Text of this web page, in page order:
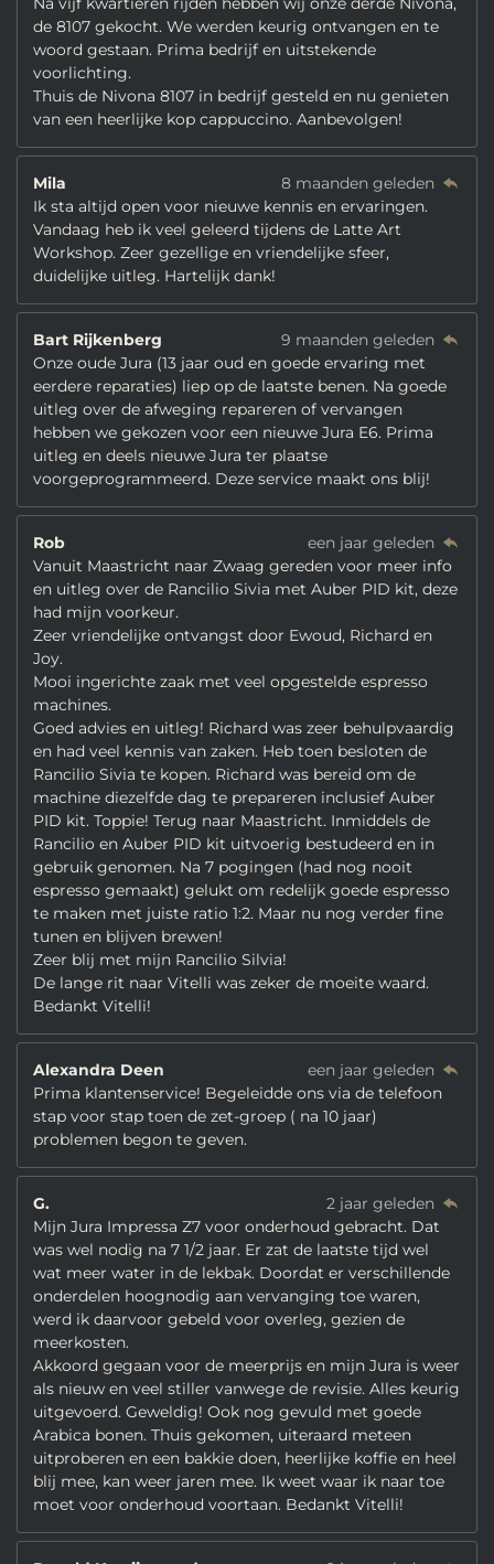
de 8107 gekocht. We werden keurig ontvangen en te
woord gestaan. Prima bedrijf en uitstekende
voorlichting.
Thuis de Nivona 8107 in bedrijf gesteld en nu genieten
van een heerlijke kop cappuccino. Aanbevolgen!
Mila
8 maanden geleden
Ik sta altijd open voor nieuwe kennis en ervaringen.
Vandaag heb ik veel geleerd tijdens de Latte Art
Workshop. Zeer gezellige en vriendelijke sfeer,
duidelijke uitleg. Hartelijk dank!
Bart Rijkenberg
9 maanden geleden
Onze oude Jura (13 jaar oud en goede ervaring met
eerdere reparaties) liep op de laatste benen. Na goede
uitleg over de afweging repareren of vervangen
hebben we gekozen voor een nieuwe Jura E6. Prima
uitleg en deels nieuwe Jura ter plaatse
voorgeprogrammeerd. Deze service maakt ons blij!
Rob
een jaar geleden
Vanuit Maastricht naar Zwaag gereden voor meer info
en uitleg over de Rancilio Sivia met Auber PID kit, deze
had mijn voorkeur.
Zeer vriendelijke ontvangst door Ewoud, Richard en
Joy.
Mooi ingerichte zaak met veel opgestelde espresso
machines.
Goed advies en uitleg! Richard was zeer behulpvaardig
en had veel kennis van zaken. Heb toen besloten de
Rancilio Sivia te kopen. Richard was bereid om de
machine diezelfde dag te prepareren inclusief Auber
PID kit. Toppie! Terug naar Maastricht. Inmiddels de
Rancilio en Auber PID kit uitvoerig bestudeerd en in
gebruik genomen. Na 7 pogingen (had nog nooit
espresso gemaakt) gelukt om redelijk goede espresso
te maken met juiste ratio 1:2. Maar nu nog verder fine
tunen en blijven brewen!
Zeer blij met mijn Rancilio Silvia!
De lange rit naar Vitelli was zeker de moeite waard.
Bedankt Vitelli!
Alexandra Deen
een jaar geleden
Prima klantenservice! Begeleidde ons via de telefoon
stap voor stap toen de zet-groep ( na 10 jaar)
problemen begon te geven.
G.
2 jaar geleden
Mijn Jura Impressa Z7 voor onderhoud gebracht. Dat
was wel nodig na 7 1/2 jaar. Er zat de laatste tijd wel
wat meer water in de lekbak. Doordat er verschillende
onderdelen hoognodig aan vervanging toe waren,
werd ik daarvoor gebeld voor overleg, gezien de
meerkosten.
Akkoord gegaan voor de meerprijs en mijn Jura is weer
als nieuw en veel stiller vanwege de revisie. Alles keurig
uitgevoerd. Geweldig! Ook nog gevuld met goede
Arabica bonen. Thuis gekomen, uiteraard meteen
uitproberen en een bakkie doen, heerlijke koffie en heel
blij mee, kan weer jaren mee. Ik weet waar ik naar toe
moet voor onderhoud voortaan. Bedankt Vitelli!